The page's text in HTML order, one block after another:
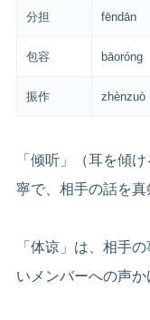
分担 fēndān
包容 bāoróng
振作 zhènzuò
「倾听」（耳を傾
寧で、相手の話を真
「体谅」は、相手
いメンバーへの声か